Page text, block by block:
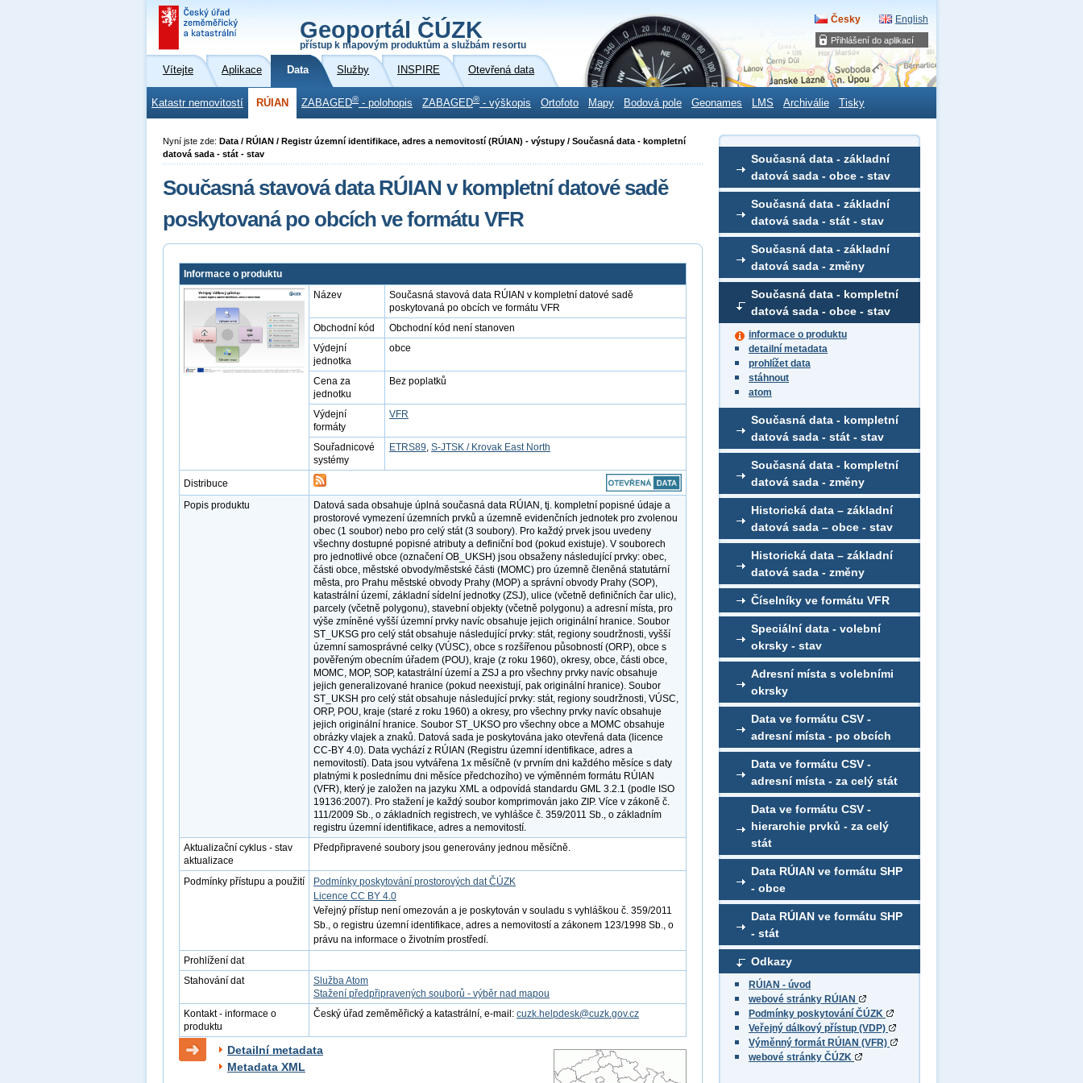
Přihlášení do aplikací
Geoportál ČÚZK
přístup k mapovým produktům a službám resortu
Česky English
Vítejte Aplikace Data Služby INSPIRE Otevřená data
Katastr nemovitostí RÚIAN ZABAGED® - polohopis ZABAGED® - výškopis Ortofoto Mapy Bodová pole Geonames LMS Archiválie Tisky
Současná data - základní
datová sada - obce - stav
Současná data - základní
datová sada - stát - stav
Současná data - základní
datová sada - změny
Současná data - kompletní
datová sada - obce - stav
informace o produktu
detailní metadata
prohlížet data
stáhnout
atom
Současná data - kompletní
datová sada - stát - stav
Současná data - kompletní
datová sada - změny
Historická data – základní
datová sada – obce - stav
Historická data – základní
datová sada - změny
Číselníky ve formátu VFR
Speciální data - volební
okrsky - stav
Adresní místa s volebními
okrsky
Data ve formátu CSV -
adresní místa - po obcích
Data ve formátu CSV -
adresní místa - za celý stát
Data ve formátu CSV -
hierarchie prvků - za celý
stát
Data RÚIAN ve formátu SHP
- obce
Data RÚIAN ve formátu SHP
- stát
Odkazy
RÚIAN - úvod
webové stránky RÚIAN
Podmínky poskytování ČÚZK
Veřejný dálkový přístup (VDP)
Výměnný formát RÚIAN (VFR)
webové stránky ČÚZK
Nyní jste zde: Data / RÚIAN / Registr územní identifikace, adres a nemovitostí (RÚIAN) - výstupy / Současná data - kompletní
datová sada - stát - stav
Současná stavová data RÚIAN v kompletní datové sadě
poskytovaná po obcích ve formátu VFR
Informace o produktu
Název
Současná stavová data RÚIAN v kompletní datové sadě
poskytovaná po obcích ve formátu VFR
Obchodní kód
Obchodní kód není stanoven
Výdejní
jednotka
obce
Cena za
jednotku
Bez poplatků
Výdejní
formáty
VFR
Souřadnicové
systémy
ETRS89, S-JTSK / Krovak East North
Distribuce
Popis produktu
Datová sada obsahuje úplná současná data RÚIAN, tj. kompletní popisné údaje a
prostorové vymezení územních prvků a územně evidenčních jednotek pro zvolenou
obec (1 soubor) nebo pro celý stát (3 soubory). Pro každý prvek jsou uvedeny
všechny dostupné popisné atributy a definiční bod (pokud existuje). V souborech
pro jednotlivé obce (označení OB_UKSH) jsou obsaženy následující prvky: obec,
části obce, městské obvody/městské části (MOMC) pro územně členěná statutární
města, pro Prahu městské obvody Prahy (MOP) a správní obvody Prahy (SOP),
katastrální území, základní sídelní jednotky (ZSJ), ulice (včetně definičních čar ulic),
parcely (včetně polygonu), stavební objekty (včetně polygonu) a adresní místa, pro
výše zmíněné vyšší územní prvky navíc obsahuje jejich originální hranice. Soubor
ST_UKSG pro celý stát obsahuje následující prvky: stát, regiony soudržnosti, vyšší
územní samosprávné celky (VÚSC), obce s rozšířenou působností (ORP), obce s
pověřeným obecním úřadem (POU), kraje (z roku 1960), okresy, obce, části obce,
MOMC, MOP, SOP, katastrální území a ZSJ a pro všechny prvky navíc obsahuje
jejich generalizované hranice (pokud neexistují, pak originální hranice). Soubor
ST_UKSH pro celý stát obsahuje následující prvky: stát, regiony soudržnosti, VÚSC,
ORP, POU, kraje (staré z roku 1960) a okresy, pro všechny prvky navíc obsahuje
jejich originální hranice. Soubor ST_UKSO pro všechny obce a MOMC obsahuje
obrázky vlajek a znaků. Datová sada je poskytována jako otevřená data (licence
CC-BY 4.0). Data vychází z RÚIAN (Registru územní identifikace, adres a
nemovitostí). Data jsou vytvářena 1x měsíčně (v prvním dni každého měsíce s daty
platnými k poslednímu dni měsíce předchozího) ve výměnném formátu RÚIAN
(VFR), který je založen na jazyku XML a odpovídá standardu GML 3.2.1 (podle ISO
19136:2007). Pro stažení je každý soubor komprimován jako ZIP. Více v zákoně č.
111/2009 Sb., o základních registrech, ve vyhlášce č. 359/2011 Sb., o základním
registru územní identifikace, adres a nemovitostí.
Aktualizační cyklus - stav
aktualizace
Předpřipravené soubory jsou generovány jednou měsíčně.
Podmínky přístupu a použití
Podmínky poskytování prostorových dat ČÚZK
Licence CC BY 4.0
Veřejný přístup není omezován a je poskytován v souladu s vyhláškou č. 359/2011
Sb., o registru územní identifikace, adres a nemovitostí a zákonem 123/1998 Sb., o
právu na informace o životním prostředí.
Prohlížení dat
Stahování dat
Služba Atom
Stažení předpřipravených souborů - výběr nad mapou
Kontakt - informace o
produktu
Český úřad zeměměřický a katastrální, e-mail: cuzk.helpdesk@cuzk.gov.cz
Detailní metadata
Metadata XML